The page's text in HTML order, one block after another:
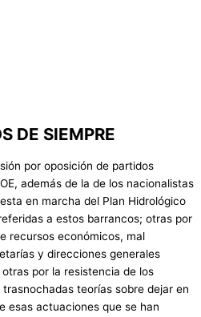
DE SIEMPRE
por oposición de partidos
además de la de los nacionalistas
en marcha del Plan Hidrológico
a estos barrancos; otras por
recursos económicos, mal
y direcciones generales
por la resistencia de los
teorías sobre dejar en
esas actuaciones que se han